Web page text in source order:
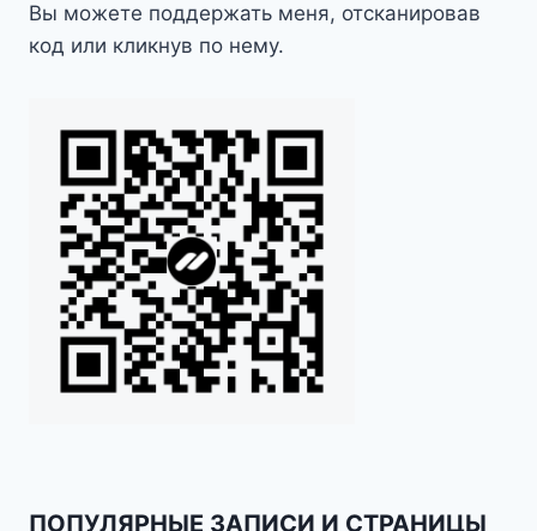
Вы можете поддержать меня, отсканировав
код или кликнув по нему.
ПОПУЛЯРНЫЕ ЗАПИСИ И СТРАНИЦЫ